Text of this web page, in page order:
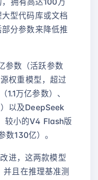
型代码库或文档
分参数来降低推
参数（活跃参数
权重模型，超过
万亿参数）、
以及DeepSeek
较小的V4 Flash版
130亿）。
进，这两款模型
且在推理基准测